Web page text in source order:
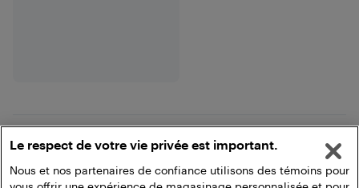
Voir plus
Le respect de votre vie privée est important.
Nous et nos partenaires de confiance utilisons des témoins pour